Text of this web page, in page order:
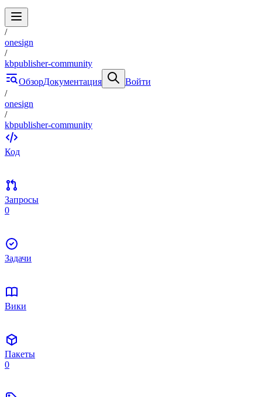
/
onesign
/
kbpublisher-community
ОбзорДокументация
Войти
/
onesign
/
kbpublisher-community
Код
Запросы
0
Задачи
Вики
Пакеты
0